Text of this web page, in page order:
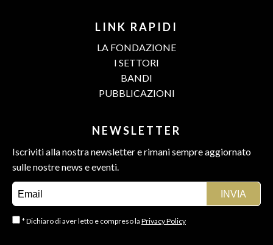
LINK RAPIDI
LA FONDAZIONE
I SETTORI
BANDI
PUBBLICAZIONI
NEWSLETTER
Iscriviti alla nostra newsletter e rimani sempre aggiornato
sulle nostre news e eventi.
* Dichiaro di aver letto e compreso la Privacy Policy